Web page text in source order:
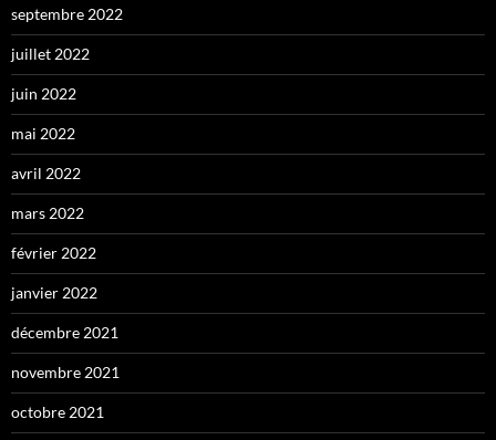
septembre 2022
juillet 2022
juin 2022
mai 2022
avril 2022
mars 2022
février 2022
janvier 2022
décembre 2021
novembre 2021
octobre 2021